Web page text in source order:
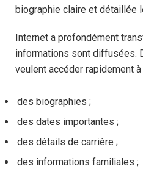
biographie claire et détaillée
Internet a profondément
informations sont diffusées.
veulent accéder rapidement à
des biographies ;
des dates importantes ;
des détails de carrière ;
des informations familiales ;